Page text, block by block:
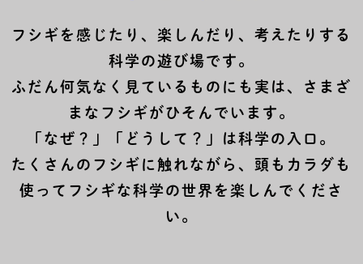
フシギを感じたり、楽しんだり、考えたりする
科学の遊び場です。
ふだん何気なく見ているものにも実は、さまざ
まなフシギがひそんでいます。
「なぜ？」「どうして？」は科学の入口。
たくさんのフシギに触れながら、頭もカラダも
使ってフシギな科学の世界を楽しんでくださ
い。